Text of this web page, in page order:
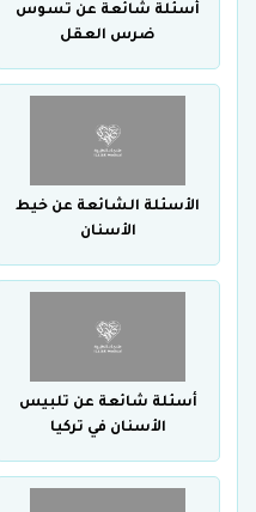
أسئلة شائعة عن تسوس
ضرس العقل
الأسئلة الشائعة عن خيط
الأسنان
أسئلة شائعة عن تلبيس
الأسنان في تركيا